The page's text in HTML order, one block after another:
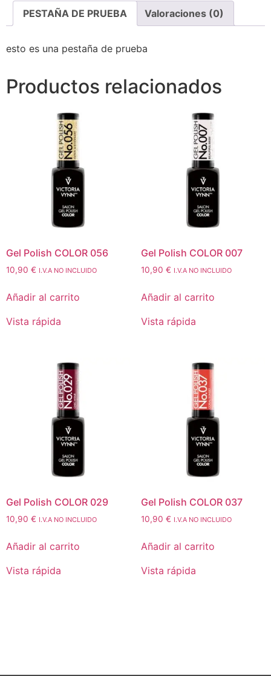
PESTAÑA DE PRUEBA Valoraciones (0)
esto es una pestaña de prueba
Productos relacionados
Gel Polish COLOR 056
10,90 € I.V.A NO INCLUIDO
Añadir al carrito
Vista rápida
Gel Polish COLOR 007
10,90 € I.V.A NO INCLUIDO
Añadir al carrito
Vista rápida
Gel Polish COLOR 029
10,90 € I.V.A NO INCLUIDO
Añadir al carrito
Vista rápida
Gel Polish COLOR 037
10,90 € I.V.A NO INCLUIDO
Añadir al carrito
Vista rápida